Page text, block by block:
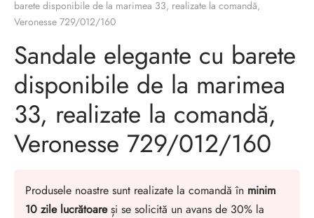
barete disponibile de la marimea 33, realizate la comandă,
Veronesse 729/012/160
Sandale elegante cu barete
disponibile de la marimea
33, realizate la comandă,
Veronesse 729/012/160
Produsele noastre sunt realizate la comandă în minim
10 zile lucrătoareși se solicită un avans de 30% la